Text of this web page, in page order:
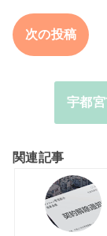
次の投稿
宇都
関連記事